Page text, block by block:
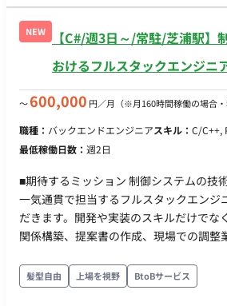
NEW
【C#/週3日～/常駐/芝浦駅】
おけるフルスタックエンジニ
〜600,000 円／月 （※月160時間稼働の場合・
職種： バックエンドエンジニアスキル： C/C++,
最低稼働日数： 週2日
■期待するミッション 制御システムの技
一気通貫で担当するフルスタックエンジ
だきます。開発や実装のスキルだけでな
関係構築、提案書の作成、現場での調整
しています。 ■業務内容・担当工程 【制御システム開発の全工
程における業務】 ・PLC制御技術（ラダ
髪型自由 上場を視野 BtoBサービス